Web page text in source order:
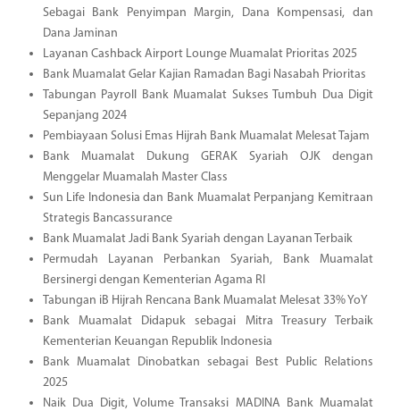
Sebagai Bank Penyimpan Margin, Dana Kompensasi, dan
Dana Jaminan
Layanan Cashback Airport Lounge Muamalat Prioritas 2025
Bank Muamalat Gelar Kajian Ramadan Bagi Nasabah Prioritas
Tabungan Payroll Bank Muamalat Sukses Tumbuh Dua Digit
Sepanjang 2024
Pembiayaan Solusi Emas Hijrah Bank Muamalat Melesat Tajam
Bank Muamalat Dukung GERAK Syariah OJK dengan
Menggelar Muamalah Master Class
Sun Life Indonesia dan Bank Muamalat Perpanjang Kemitraan
Strategis Bancassurance
Bank Muamalat Jadi Bank Syariah dengan Layanan Terbaik
Permudah Layanan Perbankan Syariah, Bank Muamalat
Bersinergi dengan Kementerian Agama RI
Tabungan iB Hijrah Rencana Bank Muamalat Melesat 33% YoY
Bank Muamalat Didapuk sebagai Mitra Treasury Terbaik
Kementerian Keuangan Republik Indonesia
Bank Muamalat Dinobatkan sebagai Best Public Relations
2025
Naik Dua Digit, Volume Transaksi MADINA Bank Muamalat